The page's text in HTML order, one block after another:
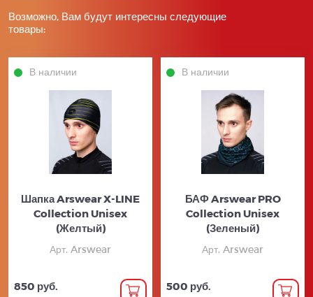
Возможно, Вам будут интересны следующие
товары:
В наличии
Шапка Arswear X-LINE
Collection Unisex
(Желтый)
Арт. Arswear
850 руб.
В наличии
БАФ Arswear PRO
Collection Unisex
(Зеленый)
Арт. Arswear
500 руб.